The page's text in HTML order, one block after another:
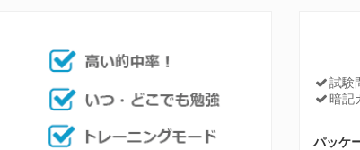
試験
暗記
パッケ